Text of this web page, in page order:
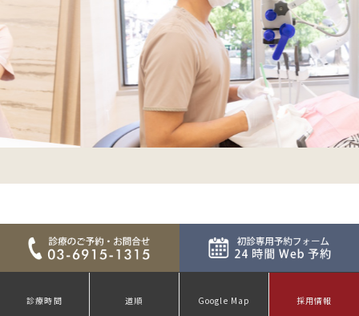
診療時間 道順 Google Map 採用情報